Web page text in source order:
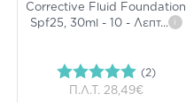
Corrective Fluid Foundation
Spf25, 30ml - 10 - Λεπτ... i
(2)
Π.Λ.Τ. 28,49€